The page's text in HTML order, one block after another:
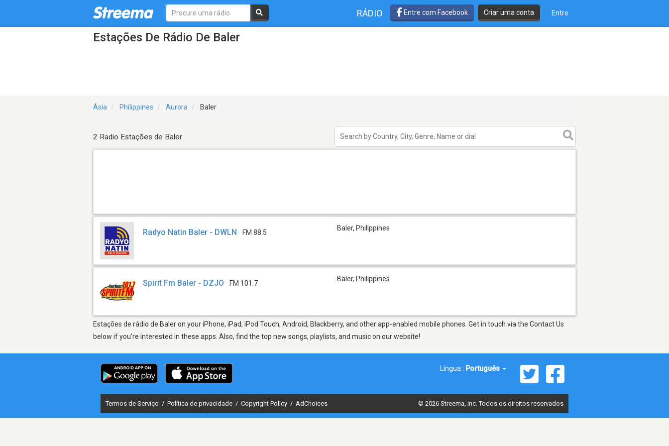
RÁDIO Entre com Facebook Criar uma conta Entre
Estações De Rádio De Baler
Ásia Philippines Aurora Baler
2 Radio Estações de Baler
Radyo Natin Baler - DWLN FM 88.5
Baler, Philippines
Spirit Fm Baler - DZJO FM 101.7
Baler, Philippines
Estações de rádio de Baler on your iPhone, iPad, iPod Touch, Android, Blackberry, and other app-enabled mobile phones. Get in touch via the Contact Us
below if you're interested in these apps. Also, find the top new songs, playlists, and music on our website!
Língua : Português
Termos de Serviço / Política de privacidade / Copyright Policy / AdChoices © 2026 Streema, Inc. Todos os direitos reservados